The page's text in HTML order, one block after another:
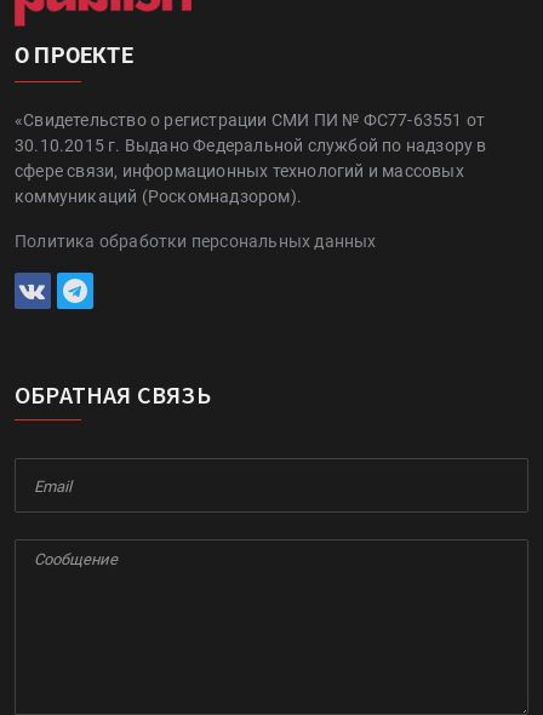
О ПРОЕКТЕ
«Свидетельство о регистрации СМИ ПИ № ФС77-63551 от
30.10.2015 г. Выдано Федеральной службой по надзору в
сфере связи, информационных технологий и массовых
коммуникаций (Роскомнадзором).
Политика обработки персональных данных
ОБРАТНАЯ СВЯЗЬ